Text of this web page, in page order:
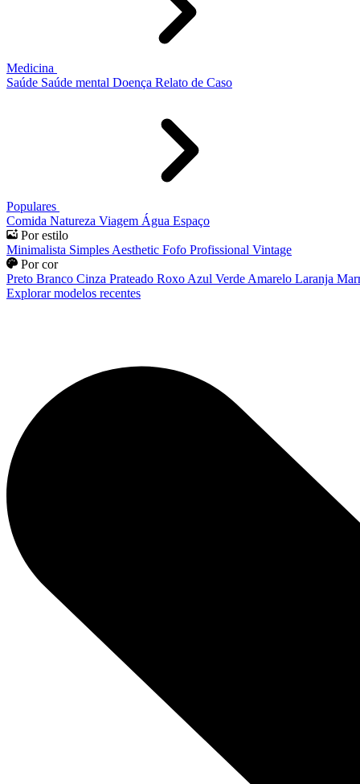
Medicina
Saúde Saúde mental Doença Relato de Caso
Populares
Comida Natureza Viagem Água Espaço
Por estilo
Minimalista Simples Aesthetic Fofo Profissional Vintage
Por cor
Preto Branco Cinza Prateado Roxo Azul Verde Amarelo Laranja
Explorar modelos recentes